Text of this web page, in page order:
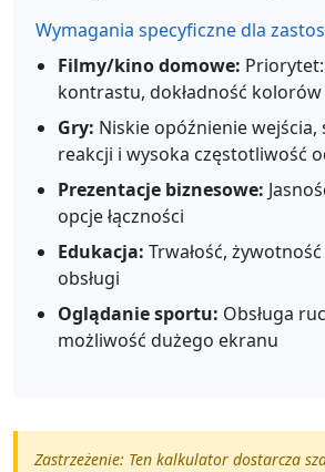
Wymagania specyficzne dla
Filmy/kino domowe:
kontrastu, dokładność kolorów
Gry: Niskie opóźnienie wejścia,
reakcji i wysoka częstotliwość
Prezentacje biznesowe:
opcje łączności
Edukacja: Trwałość,
obsługi
Oglądanie sportu: Obsługa
możliwość dużego ekranu
Zastrzeżenie: Ten kalkulator dostarcza